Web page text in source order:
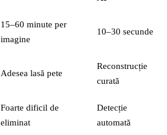
15–60 minute per
imagine
10–30 secunde
Adesea lasă pete
Reconstrucție
curată
Foarte dificil de
eliminat
Detecție
automată